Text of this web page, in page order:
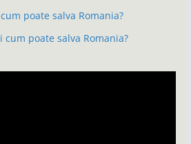
poate salva Romania?
cum poate salva Romania?